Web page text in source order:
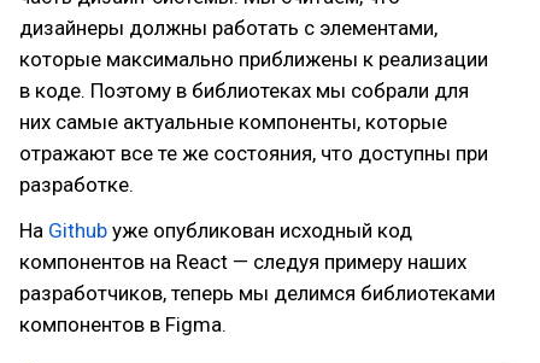
дизайнеры должны работать с элементами,
которые максимально приближены к реализации
в коде. Поэтому в библиотеках мы собрали для
них самые актуальные компоненты, которые
отражают все те же состояния, что доступны при
разработке.
На Github уже опубликован исходный код
компонентов на React — следуя примеру наших
разработчиков, теперь мы делимся библиотеками
компонентов в Figma.